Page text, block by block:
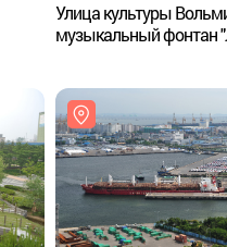
Улица культуры
музыкальный фонтан